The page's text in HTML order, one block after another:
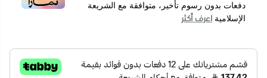
دفعات بدون رسوم تأخير، متوافقة مع الشريعة
الإسلامية اعرف أكثر